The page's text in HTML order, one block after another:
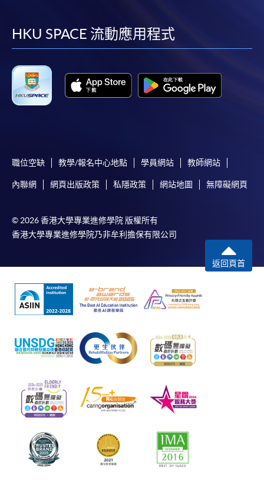
facebook
youtube
linkedin
HKU SPACE 流動應用程式
職位空缺 教學/報名中心地點 學員網站 教師網站
內聯網 網頁出版政策 私隱政策 網站地圖 無障礙網頁
© 2026 香港大學專業進修學院 版權所有
香港大學專業進修學院乃非牟利擔保有限公司
返回頁首